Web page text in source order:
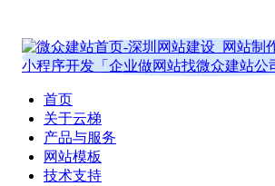
首页
关于云梯
产品与服务
网站模板
技术支持